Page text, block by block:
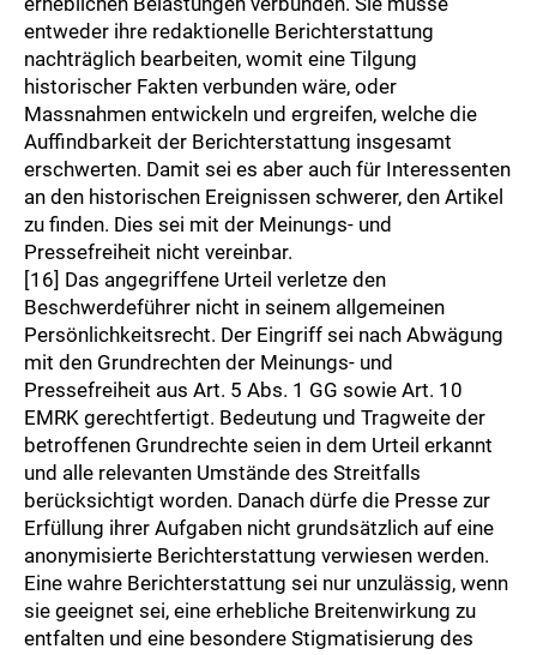
entweder ihre redaktionelle Berichterstattung
nachträglich bearbeiten, womit eine Tilgung
historischer Fakten verbunden wäre, oder
Massnahmen entwickeln und ergreifen, welche die
Auffindbarkeit der Berichterstattung insgesamt
erschwerten. Damit sei es aber auch für Interessenten
an den historischen Ereignissen schwerer, den Artikel
zu finden. Dies sei mit der Meinungs- und
Pressefreiheit nicht vereinbar.
[16] Das angegriffene Urteil verletze den
Beschwerdeführer nicht in seinem allgemeinen
Persönlichkeitsrecht. Der Eingriff sei nach Abwägung
mit den Grundrechten der Meinungs- und
Pressefreiheit aus Art. 5 Abs. 1 GG sowie Art. 10
EMRK gerechtfertigt. Bedeutung und Tragweite der
betroffenen Grundrechte seien in dem Urteil erkannt
und alle relevanten Umstände des Streitfalls
berücksichtigt worden. Danach dürfe die Presse zur
Erfüllung ihrer Aufgaben nicht grundsätzlich auf eine
anonymisierte Berichterstattung verwiesen werden.
Eine wahre Berichterstattung sei nur unzulässig, wenn
sie geeignet sei, eine erhebliche Breitenwirkung zu
entfalten und eine besondere Stigmatisierung des